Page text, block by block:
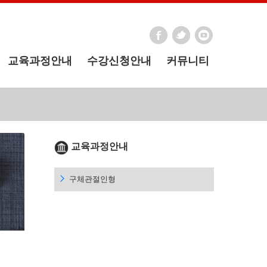
교육과정안내 수강신청안내 커뮤니티
교육과정안내
구체관절인형